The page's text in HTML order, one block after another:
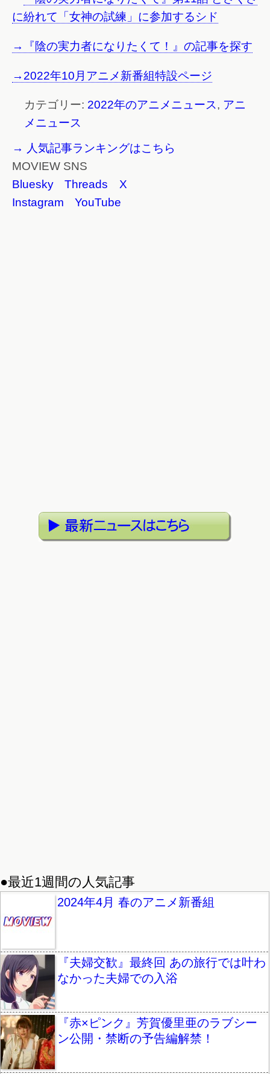
に紛れて「女神の試練」に参加するシド
→『陰の実力者になりたくて！』の記事を探す
→2022年10月アニメ新番組特設ページ
カテゴリー: 2022年のアニメニュース, アニ
メニュース
→ 人気記事ランキングはこちら
MOVIEW SNS
Bluesky
Threads
X
Instagram
YouTube
●最近1週間の人気記事
2024年4月 春のアニメ新番組
『夫婦交歓』最終回 あの旅行では叶わ
なかった夫婦での入浴
『赤×ピンク』芳賀優里亜のラブシー
ン公開・禁断の予告編解禁！